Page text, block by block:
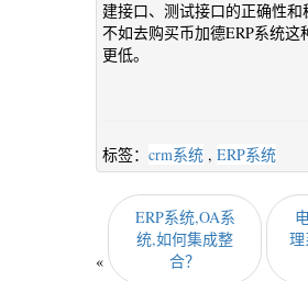
建接口、测试接口的正确性
不如去购买币加德ERP系统
更低。
标签： crm系统 , ERP系统
«
ERP系统,OA系
统,如何集成整
合？